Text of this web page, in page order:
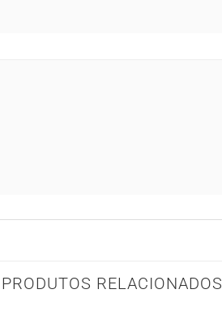
PRODUTOS RELACIONADOS